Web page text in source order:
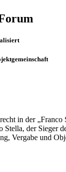
in der
Stella, der Sieger
Vergabe und